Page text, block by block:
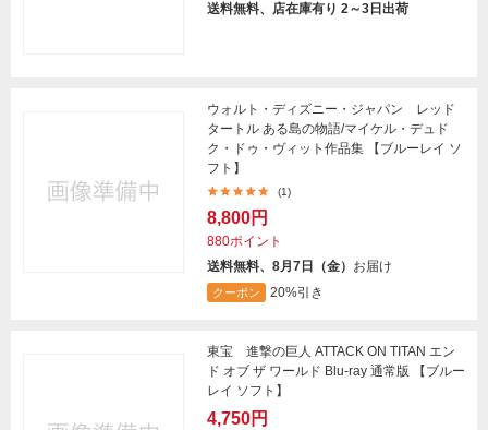
送料無料、店在庫有り 2～3日出荷
ウォルト・ディズニー・ジャパン レッド
タートル ある島の物語/マイケル・デュド
ク・ドゥ・ヴィット作品集 【ブルーレイ ソ
フト】
(1)
8,800円
880ポイント
送料無料、8月7日（金） お届け
クーポン 20%引き
東宝 進撃の巨人 ATTACK ON TITAN エン
ド オブ ザ ワールド Blu-ray 通常版 【ブルー
レイ ソフト】
4,750円